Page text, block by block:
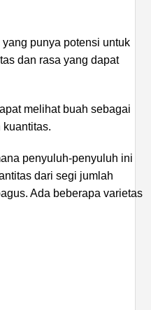
punya potensi untuk
dan rasa yang dapat
melihat buah sebagai
penyuluh-penyuluh ini
dari segi jumlah
Ada beberapa varietas